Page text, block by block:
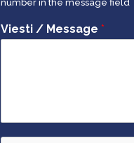
number in the message field
Viesti / Message *